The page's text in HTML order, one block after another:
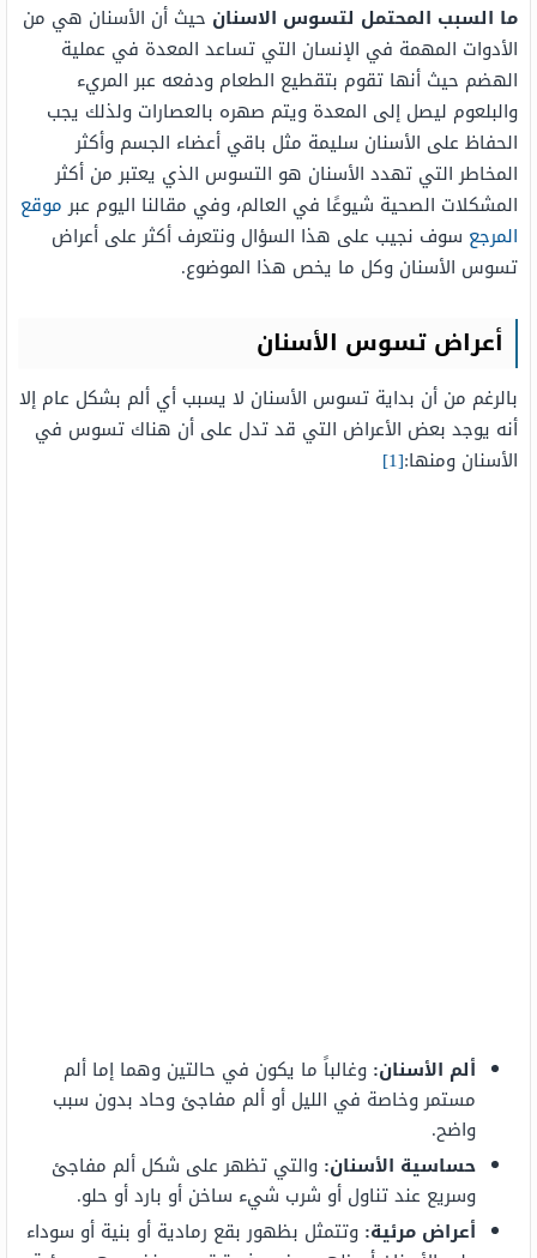
ما السبب المحتمل لتسوس الاسنان حيث أن الأسنان هي من
الأدوات المهمة في الإنسان التي تساعد المعدة في عملية
الهضم حيث أنها تقوم بتقطيع الطعام ودفعه عبر المريء
والبلعوم ليصل إلى المعدة ويتم صهره بالعصارات ولذلك يجب
الحفاظ على الأسنان سليمة مثل باقي أعضاء الجسم وأكثر
المخاطر التي تهدد الأسنان هو التسوس الذي يعتبر من أكثر
المشكلات الصحية شيوعًا في العالم، وفي مقالنا اليوم عبرموقع
المرجع سوف نجيب على هذا السؤال ونتعرف أكثر على أعراض
تسوس الأسنان وكل ما يخص هذا الموضوع.
أعراض تسوس الأسنان
بالرغم من أن بداية تسوس الأسنان لا يسبب أي ألم بشكل عام إلا
أنه يوجد بعض الأعراض التي قد تدل على أن هناك تسوس في
الأسنان ومنها:[1]
ألم الأسنان: وغالباً ما يكون في حالتين وهما إما ألم
مستمر وخاصة في الليل أو ألم مفاجئ وحاد بدون سبب
واضح.
حساسية الأسنان: والتي تظهر على شكل ألم مفاجئ
وسريع عند تناول أو شرب شيء ساخن أو بارد أو حلو.
أعراض مرئية: وتتمثل بظهور بقع رمادية أو بنية أو سوداء